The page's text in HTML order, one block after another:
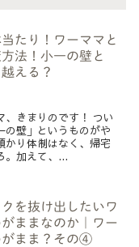
たり！ワーママと
法！小一の壁と
える？
、きまりのです！ つい
の壁」というものがや
かり体制はなく、帰宅
。加えて、...
を抜け出したいワ
ままなのか｜ワー
がまま？その④